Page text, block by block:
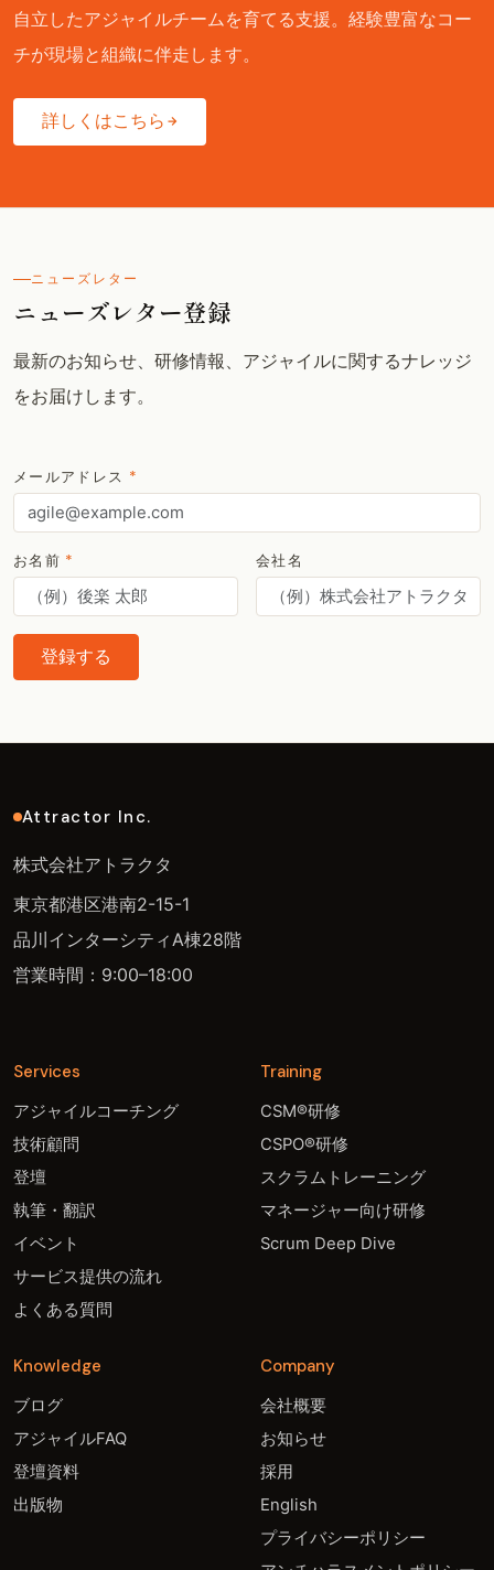
自立したアジャイルチームを育てる支援。経験豊富なコー
チが現場と組織に伴走します。
詳しくはこちら
ニューズレター
ニューズレター登録
最新のお知らせ、研修情報、アジャイルに関するナレッジ
をお届けします。
メールアドレス *
お名前 * 会社名
登録する
Attractor Inc.
株式会社アトラクタ
東京都港区港南2-15-1
品川インターシティA棟28階
営業時間：9:00–18:00
Services
アジャイルコーチング
技術顧問
登壇
執筆・翻訳
イベント
サービス提供の流れ
よくある質問
Training
CSM®研修
CSPO®研修
スクラムトレーニング
マネージャー向け研修
Scrum Deep Dive
Knowledge
ブログ
アジャイルFAQ
登壇資料
出版物
Company
会社概要
お知らせ
採用
English
プライバシーポリシー